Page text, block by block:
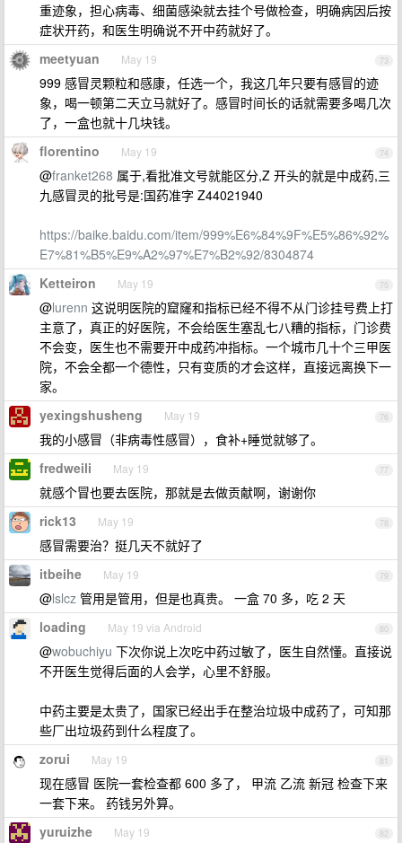
重迹象，担心病毒、细菌感染就去挂个号做检查，明确病因后按
症状开药，和医生明确说不开中药就好了。
73
meetyuan May 19
999 感冒灵颗粒和感康，任选一个，我这几年只要有感冒的迹
象，喝一顿第二天立马就好了。感冒时间长的话就需要多喝几次
了，一盒也就十几块钱。
74
florentino May 19
@franket268 属于,看批准文号就能区分,Z 开头的就是中成药,三
九感冒灵的批号是:国药准字 Z44021940
https://baike.baidu.com/item/999%E6%84%9F%E5%86%92%
E7%81%B5%E9%A2%97%E7%B2%92/8304874
75
Ketteiron May 19
@lurenn 这说明医院的窟窿和指标已经不得不从门诊挂号费上打
主意了，真正的好医院，不会给医生塞乱七八糟的指标，门诊费
不会变，医生也不需要开中成药冲指标。一个城市几十个三甲医
院，不会全都一个德性，只有变质的才会这样，直接远离换下一
家。
76
yexingshusheng May 19
我的小感冒（非病毒性感冒），食补+睡觉就够了。
77
fredweili May 19
就感个冒也要去医院，那就是去做贡献啊，谢谢你
78
rick13 May 19
感冒需要治？挺几天不就好了
79
itbeihe May 19
@lslcz 管用是管用，但是也真贵。 一盒 70 多，吃 2 天
80
loading May 19 via Android
@wobuchiyu 下次你说上次吃中药过敏了，医生自然懂。直接说
不开医生觉得后面的人会学，心里不舒服。
中药主要是太贵了，国家已经出手在整治垃圾中成药了，可知那
些厂出垃圾药到什么程度了。
81
zorui May 19
现在感冒 医院一套检查都 600 多了， 甲流 乙流 新冠 检查下来
一套下来。 药钱另外算。
82
yuruizhe May 19